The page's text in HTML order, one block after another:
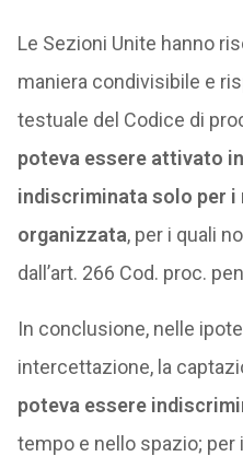
Le Sezioni Unite hanno
maniera condivisibile e
testuale del Codice di
poteva essere attivato
indiscriminata solo per
organizzata, per i quali
dall’art. 266 Cod. proc.
In conclusione, nelle
intercettazione, la
poteva essere
tempo e nello spazio; per